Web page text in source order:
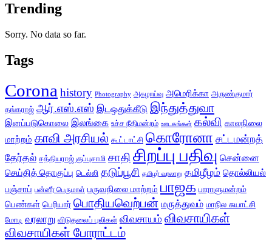
Trending
Sorry. No data so far.
Tags
Corona history Photography அகழாய்வு அமெரிக்கா அருண்குமார்
தங்கராஜ் ஆர்.எஸ்.எஸ் இடஒதுக்கீடு இந்துத்துவா
இனப்படுகொலை இலங்கை உச்ச நீதிமன்றம் ஊடகங்கள் கல்வி காலநிலை
மாற்றம் காவி அரசியல் கூட்டாட்சி கொரோனா சட்டமன்றத்
தேர்தல் சத்தியராஜ் குப்புசாமி சாதிசிறப்பு பதிவு சென்னை
செய்தித் தொகுப்பு டெல்லி தடுப்பூசி தமிழர் வரலாறு தமிழீழம் தொல்லியல்
பஞ்சாப் பன்னீர் பெருமாள் பருவநிலை மாற்றம் பாஜக பாராளுமன்றம்
பெண்கள் பெரியார் பொதியவெற்பன் மருத்துவம் மாநில சுயாட்சி
மோடி வரலாறு விடுதலைப் புலிகள் விவசாயம் விவசாயிகள்
விவசாயிகள் போராட்டம்